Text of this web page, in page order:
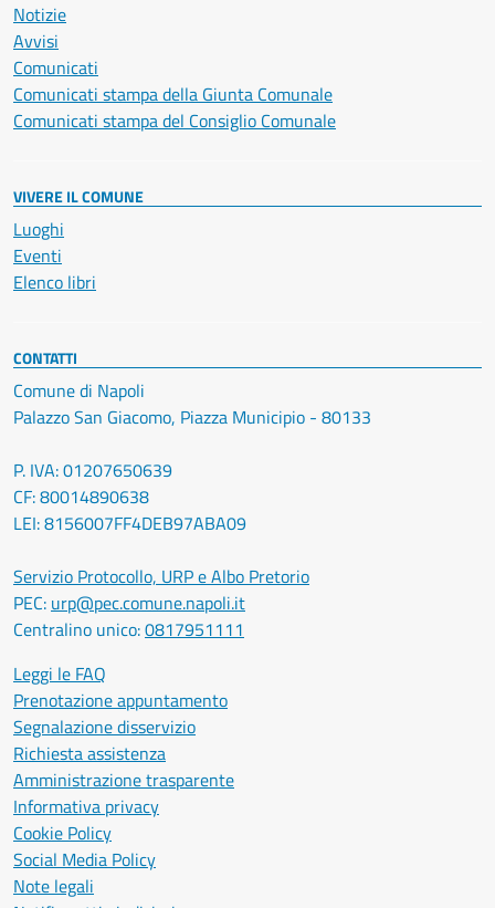
Notizie
Avvisi
Comunicati
Comunicati stampa della Giunta Comunale
Comunicati stampa del Consiglio Comunale
VIVERE IL COMUNE
Luoghi
Eventi
Elenco libri
CONTATTI
Comune di Napoli
Palazzo San Giacomo, Piazza Municipio - 80133
P. IVA: 01207650639
CF: 80014890638
LEI: 8156007FF4DEB97ABA09
Servizio Protocollo, URP e Albo Pretorio
PEC: urp@pec.comune.napoli.it
Centralino unico:0817951111
Leggi le FAQ
Prenotazione appuntamento
Segnalazione disservizio
Richiesta assistenza
Amministrazione trasparente
Informativa privacy
Cookie Policy
Social Media Policy
Note legali